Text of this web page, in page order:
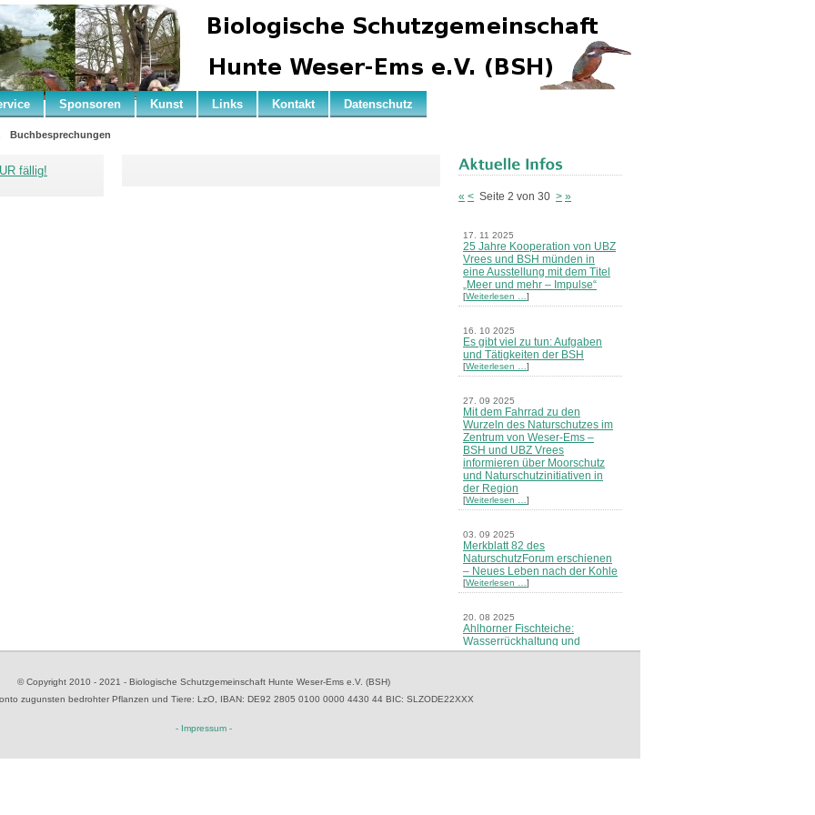
Sponsoren Kunst Links Kontakt Datenschutz
Buchbesprechungen
fällig!
« < Seite 2 von 30 > »
17. 11 2025
25 Jahre Kooperation von UBZ
Vrees und BSH münden in
eine Ausstellung mit dem Titel
„Meer und mehr – Impulse“
[Weiterlesen … ]
16. 10 2025
Es gibt viel zu tun: Aufgaben
und Tätigkeiten der BSH
[Weiterlesen … ]
27. 09 2025
Mit dem Fahrrad zu den
Wurzeln des Naturschutzes im
Zentrum von Weser-Ems –
BSH und UBZ Vrees
informieren über Moorschutz
und Naturschutzinitiativen in
der Region
[Weiterlesen … ]
03. 09 2025
Merkblatt 82 des
NaturschutzForum erschienen
– Neues Leben nach der Kohle
[Weiterlesen … ]
20. 08 2025
Ahlhorner Fischteiche:
Wasserrückhaltung und
Naturschutz haben Priorität -
[Weiterlesen …
Bodenverbände in der Pflicht -
© Copyright 2010 - 2021 - Biologische Schutzgemeinschaft Hunte Weser-Ems e.V. (BSH)
zugunsten bedrohter Pflanzen und Tiere: LzO, IBAN: DE92 2805 0100 0000 4430 44 BIC: SLZODE22XXX
- Impressum -